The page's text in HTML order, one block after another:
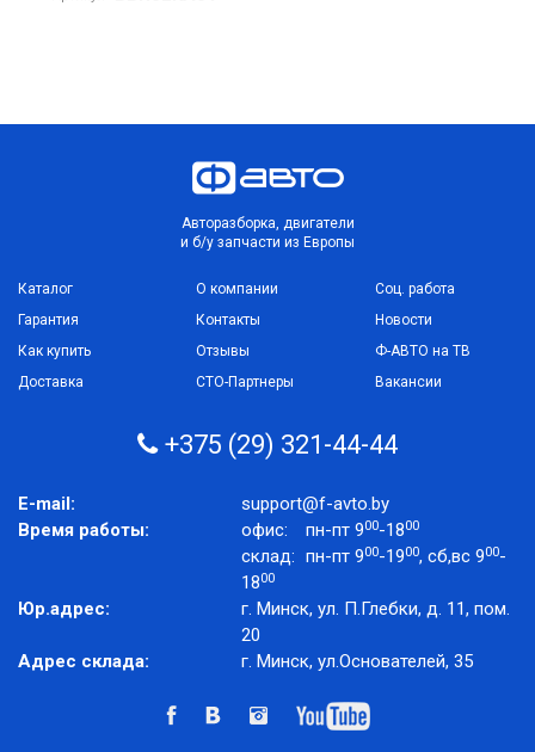
Авторазборка, двигатели
и б/у запчасти из Европы
Каталог
Гарантия
Как купить
Доставка
О компании
Контакты
Отзывы
СТО-Партнеры
Соц. работа
Новости
Ф-АВТО на ТВ
Вакансии
+375 (29) 321-44-44
E-mail:
support@f-avto.by
Время работы:
офис: пн-пт 900-1800
склад: пн-пт 900-1900, сб,вс 900-
1800
Юр.адрес:
г. Минск, ул. П.Глебки, д. 11, пом.
20
Адрес склада:
г. Минск, ул.Основателей, 35